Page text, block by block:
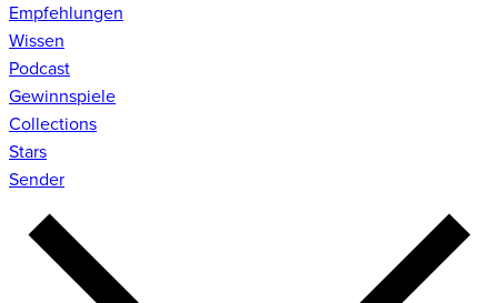
Empfehlungen
Wissen
Podcast
Gewinnspiele
Collections
Stars
Sender